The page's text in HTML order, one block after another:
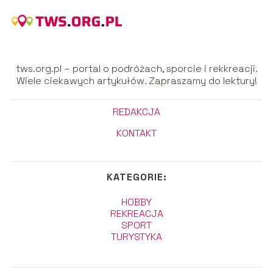
tws.org.pl – portal o podróżach, sporcie i rekkreacji.
Wiele ciekawych artykułów. Zapraszamy do lektury!
REDAKCJA
KONTAKT
KATEGORIE:
HOBBY
REKREACJA
SPORT
TURYSTYKA